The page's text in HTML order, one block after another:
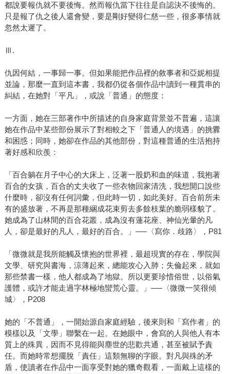
都說要報仇就不要後悔。然而報仇當下往往是自認決不後悔的。
只是報了仇之後人還會變，要是剛好變得仁慈一些，很多事情就
忽然太遲了。
Ⅲ.
仇因何結，一事歸一事。但如果能把作品裡的敘事者和亞妮相提
並論，那麼一直到這本書，我都仍從各個作品中讀到一種貫串的
糾結，在她對「平凡」，或說「普通」的態度：
一方面，她在三部著作中所描述的自身家庭背景並不普遍，這讓
她在作品中某些部份展示了對相較之下「普通人的境遇」的挑釁
和困惑；同時，她卻在作品的其他部份，對這種普通的生活抱持
著好感和欣羨：
「百合躺在月子中心的大床上，泛著一股奶和血的味道，我抱著
百合的女孩，百合的丈夫收了一些衣物回家清洗，我想開口說些
什麼時，卻沒有任何詞彙，但此時一切，如此美好。百合前所未
有的盛放著，不再是那種綑成花束剪去多餘枝葉的脆弱樣貌了。
她成為了山林間的百合花叢，成為沒有蓮花座、神仙光暈的凡
人，卻是最好的凡人，最好的百合。」──〈寫你．歧路〉，P81
「微微就是我所能觸及懷抱的世界裡，最超現實的存在，學院與
文學、研究與書海，涼薄起來，總能攻心入肺；失倫起來，就如
那些禁書一樣，他人都成為了地獄。所以更要珍惜俗世，以俗氣
護體，或許才能走過字林極地蠻荒心靈。」──〈微微一笑很傾
城〉，P208
她的「不普通」，一開始源自家庭經驗，後來則和「寫作者」的
模樣以及「文學」聯繫在一起。在她眼中，會寫的人與他人有本
質上的殊異，因而不見得能與塵世的悲歡共通，甚至被賦予責
任。而她時常想擺脫「責任」這類無聊的字眼。對凡與殊的矛
盾，使讀者在作品中一面享受對她的獵奇觀看，一面戴上這樣的